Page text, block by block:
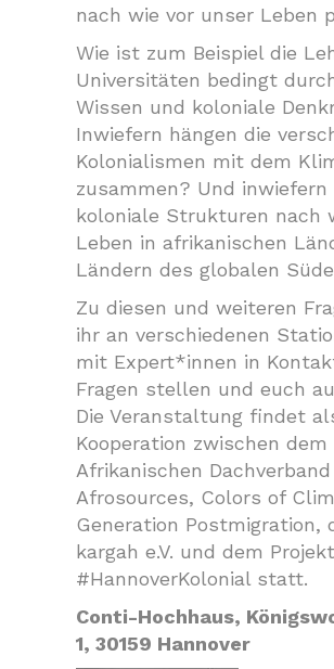
nach wie vor unser Leben
Wie ist zum Beispiel die
Universitäten bedingt
Wissen und koloniale
Inwiefern hängen die
Kolonialismen mit dem
zusammen? Und inwiefern
koloniale Strukturen nach
Leben in afrikanischen
Ländern des globalen
Zu diesen und weiteren
ihr an verschiedenen
mit Expert*innen in
Fragen stellen und euch
Die Veranstaltung findet
Kooperation zwischen dem
Afrikanischen
Afrosources, Colors of
Generation Postmigration,
kargah e.V. und dem Projekt
#HannoverKolonial statt.
Conti-Hochhaus,
1, 30159 Hannover